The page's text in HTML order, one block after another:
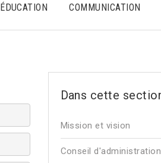
ÉDUCATION COMMUNICATION
Mission et vision
Conseil d'administration